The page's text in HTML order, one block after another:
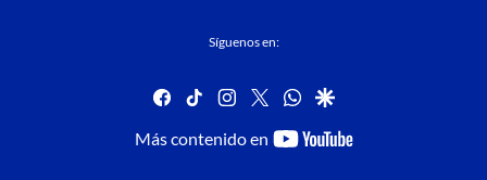
Síguenos en:
facebook
tiktok instagram
twitterwhatsapp
google
Más contenido en
youtube-